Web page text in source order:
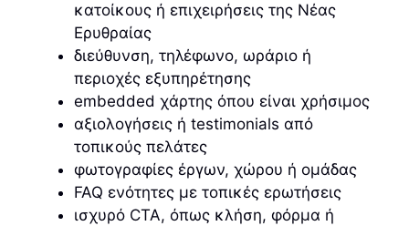
κατοίκους ή επιχειρήσεις της Νέας
Ερυθραίας
διεύθυνση, τηλέφωνο, ωράριο ή
περιοχές εξυπηρέτησης
embedded χάρτης όπου είναι χρήσιμος
αξιολογήσεις ή testimonials από
τοπικούς πελάτες
φωτογραφίες έργων, χώρου ή ομάδας
FAQ ενότητες με τοπικές ερωτήσεις
ισχυρό CTA, όπως κλήση, φόρμα ή